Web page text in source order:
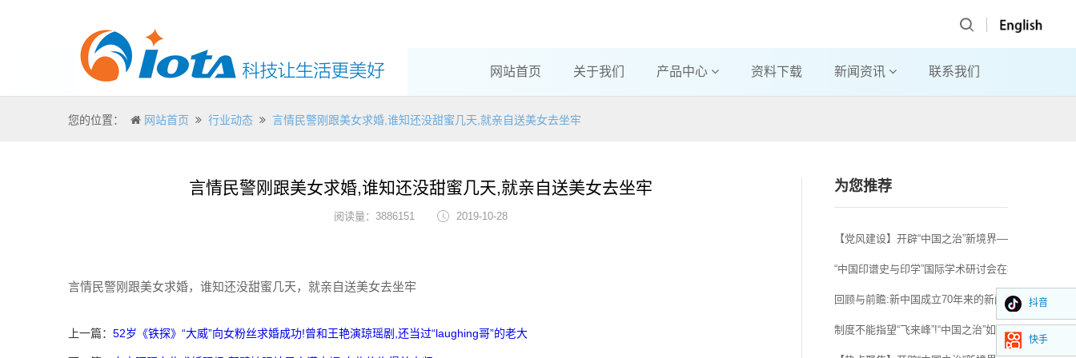
网站首页 关于我们 产品中心 资料下载 新闻资讯 联系我们
您的位置： 网站首页 行业动态 言情民警刚跟美女求婚,谁知还没甜蜜几天,就亲自送美女去坐牢
言情民警刚跟美女求婚,谁知还没甜蜜几天,就亲自送美女去坐牢
阅读量：3886151 2019-10-28
言情民警刚跟美女求婚，谁知还没甜蜜几天，就亲自送美女去坐牢
上一篇： 52岁《铁探》“大威”向女粉丝求婚成功!曾和王艳演琼瑶剧,还当过“laughing哥”的老大
为您推荐
【党风建设】开辟“中国之治”新境界——写在党的十
“中国印谱史与印学”国际学术研讨会在杭举行
回顾与前瞻:新中国成立70年来的新闻传播史研究
制度不能指望“飞来峰”!“中国之治”如何开辟新境界?
抖音
快手